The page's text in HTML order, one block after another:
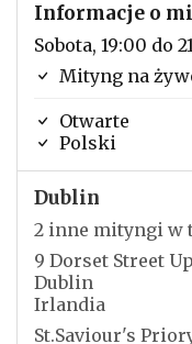
Informacje o
Sobota, 19:00 do
Mityng na
Otwarte
Polski
Dublin
2 inne mityngi w
9 Dorset Street
Dublin
Irlandia
St.Saviour's